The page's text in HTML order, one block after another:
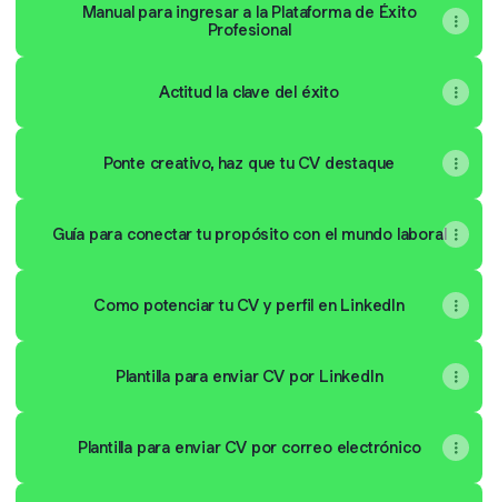
Manual para ingresar a la Plataforma de Éxito
Profesional
Actitud la clave del éxito
Ponte creativo, haz que tu CV destaque
Guía para conectar tu propósito con el mundo laboral
Como potenciar tu CV y perfil en LinkedIn
Plantilla para enviar CV por LinkedIn
Plantilla para enviar CV por correo electrónico